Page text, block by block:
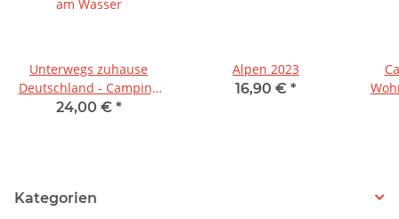
Unterwegs zuhause
Deutschland - Camping
am Wasser
24,00 € *
Alpen 2023
16,90 € *
Kategorien